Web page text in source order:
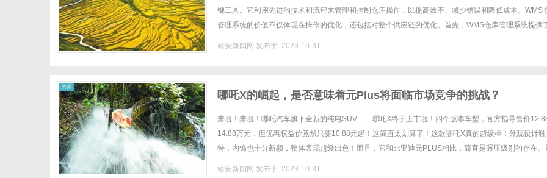
键工具。它利用先进的技术和流程来管理和控制仓库操作，以提高效率、减少错误和降低成本。WMS
管理系统的价值不仅体现在操作的优化，还包括对整个供应链的优化。首先，WMS仓库管理系统提供
靖安新闻网 发布于 2023-10-31
资讯
哪吒X的崛起，是否意味着元Plus将面临市场竞争的挑战？
来啦！来啦！哪吒汽车旗下全新的纯电SUV——哪吒X终于上市啦！四个版本车型，官方指导售价
14.88万元，但优惠权益价竟然只要10.88元起！这简直太划算了！这款哪吒X真的超级棒！外观设计独
特，内饰也十分新颖，整体表现超级出色！而且，它和比亚迪元PLUS相比，简直是碾压级别的存在。
靖安新闻网 发布于 2023-10-31